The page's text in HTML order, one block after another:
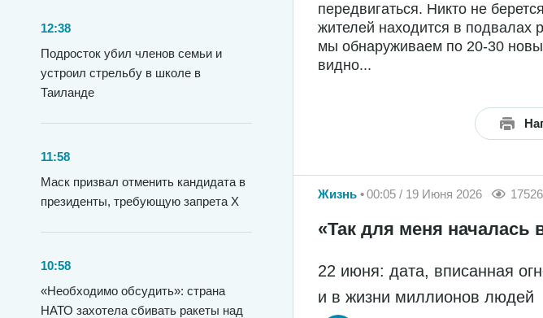
12:38
Подросток убил членов семьи и
устроил стрельбу в школе в
Таиланде
11:58
Маск призвал отменить кандидата в
президенты, требующую запрета X
10:58
«Необходимо обсудить»: страна
НАТО захотела сбивать ракеты над
передвигаться. Никто не
жителей находится в
мы обнаруживаем по 20-30
видно...
Жизнь 00:05 / 19 Июня 2026 17526
«Так для меня началась
22 июня: дата, вписанная
и в жизни миллионов людей